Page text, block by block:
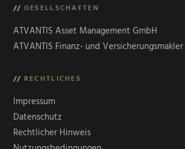
// GESELLSCHAFTEN
ATVANTIS Asset Management GmbH
ATVANTIS Finanz- und
// RECHTLICHES
Impressum
Datenschutz
Rechtlicher Hinweis